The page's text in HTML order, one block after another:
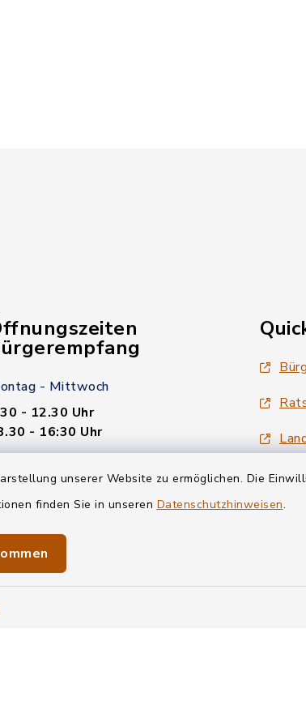
unserer Website zu ermöglichen. Die
finden Sie in unseren Datenschutzhinweisen.
- Mittwoch
- 12.30 Uhr
- 16:30 Uhr
- 12.30 Uhr